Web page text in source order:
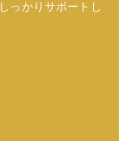
っかりサポートし